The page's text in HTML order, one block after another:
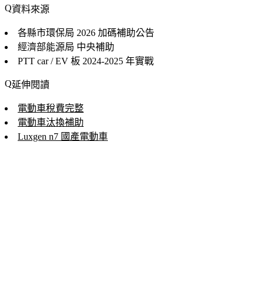
資料來源
各縣市環保局 2026 加碼補助公告
經濟部能源局 中央補助
PTT car / EV 板 2024-2025 年實戰
延伸閱讀
電動車稅費完整
電動車汰換補助
Luxgen n7 國產電動車